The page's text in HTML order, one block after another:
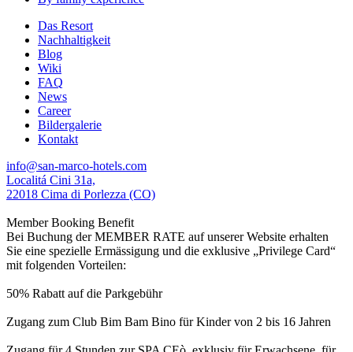
Das Resort
Nachhaltigkeit
Blog
Wiki
FAQ
News
Career
Bildergalerie
Kontakt
info@san-marco-hotels.com
Localitá Cini 31a,
22018 Cima di Porlezza (CO)
Member Booking Benefit
Bei Buchung der MEMBER RATE auf unserer Website erhalten
Sie eine spezielle Ermässigung und die exklusive „Privilege Card“
mit folgenden Vorteilen:
50% Rabatt auf die Parkgebühr
Zugang zum Club Bim Bam Bino für Kinder von 2 bis 16 Jahren